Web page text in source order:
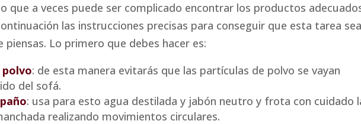
que a veces puede ser complicado encontrar los productos
las instrucciones precisas para conseguir que esta tarea sea
piensas. Lo primero que debes hacer es:
: de esta manera evitarás que las partículas de polvo se vayan
del sofá.
: usa para esto agua destilada y jabón neutro y frota con cuidado
realizando movimientos circulares.